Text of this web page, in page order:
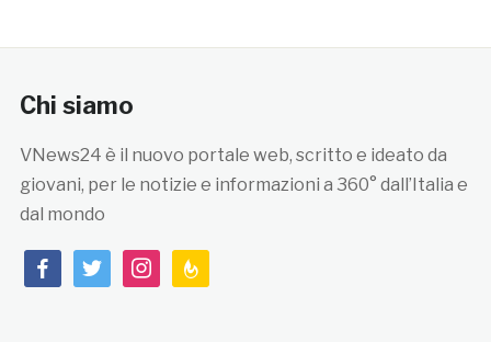
Chi siamo
VNews24 è il nuovo portale web, scritto e ideato da
giovani, per le notizie e informazioni a 360° dall’Italia e
dal mondo
facebooktwitterinstagramfeedburner